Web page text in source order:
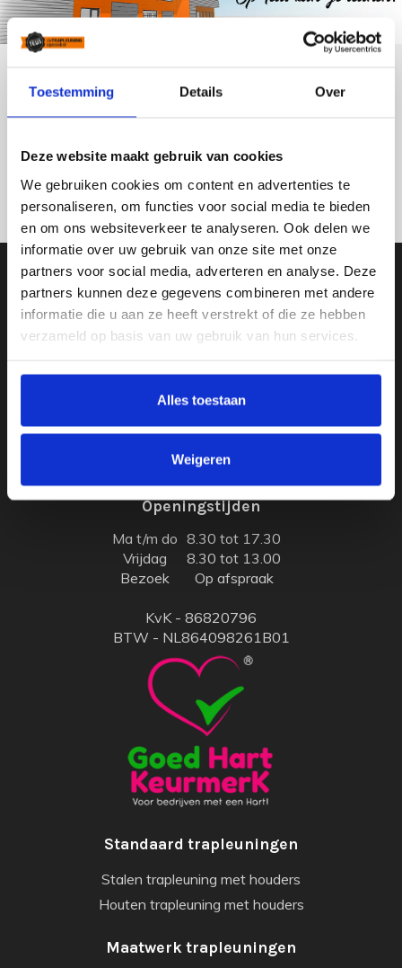
Toestemming Details Over
Deze website maakt gebruik van cookies
We gebruiken cookies om content en advertenties te
personaliseren, om functies voor social media te bieden
en om ons websiteverkeer te analyseren. Ook delen we
informatie over uw gebruik van onze site met onze
partners voor social media, adverteren en analyse. Deze
partners kunnen deze gegevens combineren met andere
informatie die u aan ze heeft verstrekt of die ze hebben
verzameld op basis van uw gebruik van hun services.
Alles toestaan
Weigeren
Teus De Trapleuningspecialist
Weegmaat 25
3961 NN
Wijk bij Duurstede
0343-411067
Openingstijden
Ma t/m do 8.30 tot 17.30
Vrijdag
8.30 tot 13.00
Bezoek
Op afspraak
KvK - 86820796
BTW - NL864098261B01
Standaard trapleuningen
Stalen trapleuning met houders
Houten trapleuning met houders
Maatwerk trapleuningen